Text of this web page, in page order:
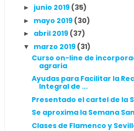
► junio 2019 (35)
► mayo 2019 (30)
► abril 2019 (37)
▼ marzo 2019 (31)
Curso on-line de
agraria
Ayudas para Facilitar la
Integral de ...
Presentado el cartel de la
Se aproxima la Semana
Clases de Flamenco y